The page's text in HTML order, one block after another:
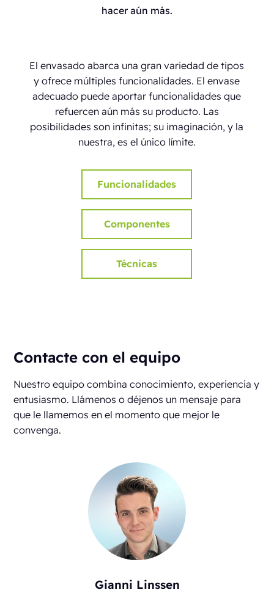
hacer aún más.
El envasado abarca una gran variedad de tipos
y ofrece múltiples funcionalidades. El envase
adecuado puede aportar funcionalidades que
refuercen aún más su producto. Las
posibilidades son infinitas; su imaginación, y la
nuestra, es el único límite.
Funcionalidades
Componentes
Técnicas
Contacte con el equipo
Nuestro equipo combina conocimiento, experiencia y
entusiasmo. Llámenos o déjenos un mensaje para
que le llamemos en el momento que mejor le
convenga.
Gianni Linssen